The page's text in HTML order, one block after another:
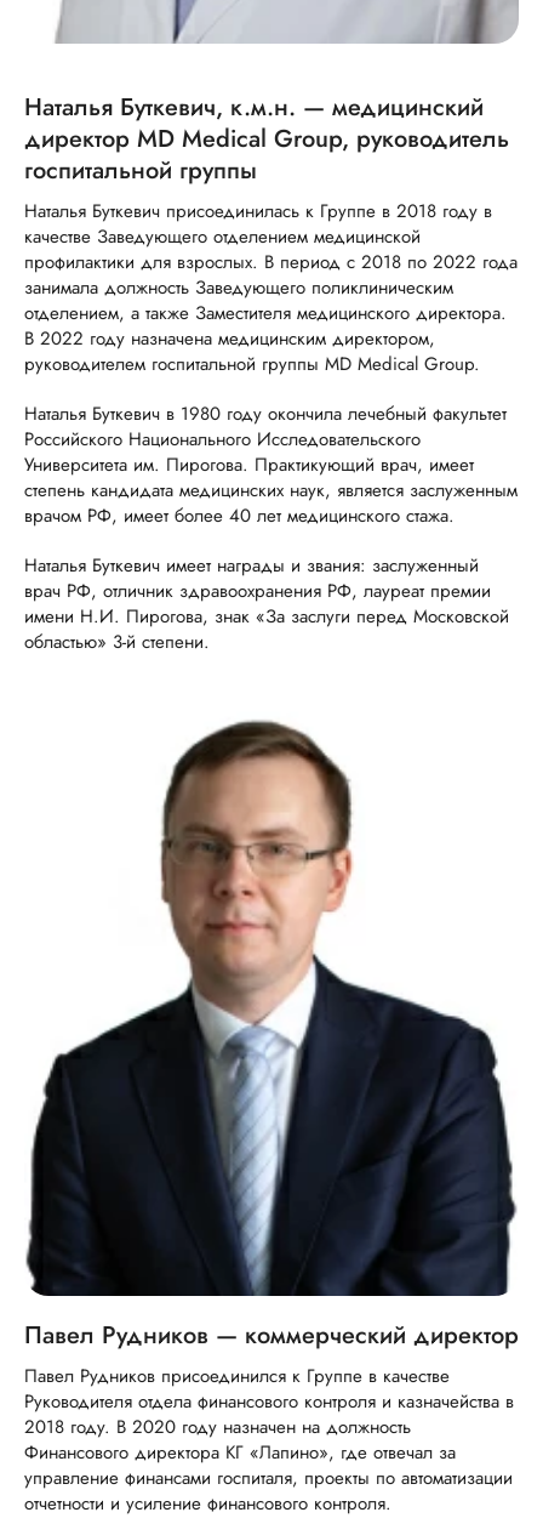
Наталья Буткевич, к.м.н. — медицинский
директор MD Medical Group, руководитель
госпитальной группы
Наталья Буткевич присоединилась к Группе в 2018 году в
качестве Заведующего отделением медицинской
профилактики для взрослых. В период с 2018 по 2022 года
занимала должность Заведующего поликлиническим
отделением, а также Заместителя медицинского директора.
В 2022 году назначена медицинским директором,
руководителем госпитальной группы MD Medical Group.
Наталья Буткевич в 1980 году окончила лечебный факультет
Российского Национального Исследовательского
Университета им. Пирогова. Практикующий врач, имеет
степень кандидата медицинских наук, является заслуженным
врачом РФ, имеет более 40 лет медицинского стажа.
Наталья Буткевич имеет награды и звания: заслуженный
врач РФ, отличник здравоохранения РФ, лауреат премии
имени Н.И. Пирогова, знак «За заслуги перед Московской
областью» 3-й степени.
Павел Рудников — коммерческий директор
Павел Рудников присоединился к Группе в качестве
Руководителя отдела финансового контроля и казначейства в
2018 году. В 2020 году назначен на должность
Финансового директора КГ «Лапино», где отвечал за
управление финансами госпиталя, проекты по автоматизации
отчетности и усиление финансового контроля.